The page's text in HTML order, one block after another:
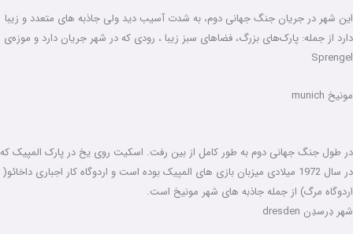
این شهر در جریان جنگ جهانی دوم، به شدت آسیب دید ولی جاذبه های متعدد و زیبا
دارد از جمله: پارک‌های بزرگ، فضاهای سبز زیبا ، رودی که در شهر جریان دارد و موزه‌ی
Sprengel
مونیخ munich
در طول جنگ جهانی دوم به طور کامل از بین رفت. اسکیت روی یخ در پارک المپیک که
در سال 1972 میلادی میزبان بازی های المپیک بوده است و اردوگاه کار اجباری داخائو(
اردوگاه مرگ) از جمله جاذبه های شهر مونیخ است.
شهر دِرسدِن dresden